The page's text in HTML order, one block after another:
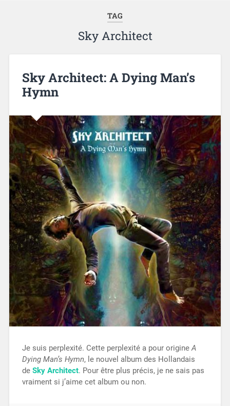
TAG
Sky Architect
Sky Architect: A Dying Man’s
Hymn
Je suis perplexité. Cette perplexité a pour origineA
Dying Man’s Hymn, le nouvel album des Hollandais
de Sky Architect. Pour être plus précis, je ne sais pas
vraiment si j’aime cet album ou non.